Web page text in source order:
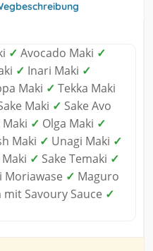
✓ Avocado Maki ✓
✓ Inari Maki ✓
Maki ✓ Tekka Maki
Maki ✓ Sake Avo
Maki ✓ Olga Maki ✓
Maki ✓ Unagi Maki ✓
✓ Sake Temaki ✓
Moriawase ✓ Maguro
Savoury Sauce ✓